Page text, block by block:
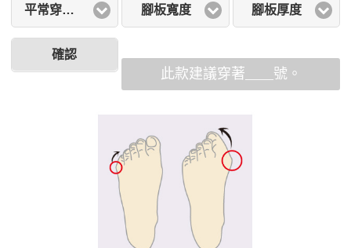
平常穿著尺寸 腳板寬度 腳板厚度
確認
此款建議穿著____號。